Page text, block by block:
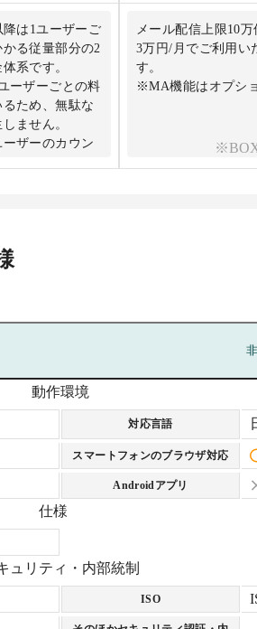
降は1ユーザーご
る従量部分の2
系です。
ーザーごとの料
ため、無駄な
ません。
ザーのカウン
組織変更にも
メール配信上限10
3万円/月でご利用い
す。
※MA機能はオプシ
動作環境
対応言語
スマートフォンのブラウザ対応
Androidアプリ
仕様
ュリティ・内部統制
ISO